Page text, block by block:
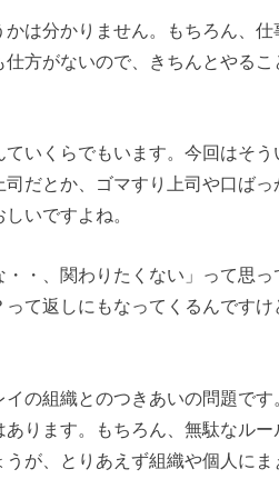
は分かりません。もちろん、仕
方がないので、きちんとやるこ
いくらでもいます。今回はそう
だとか、ゴマすり上司や口ばっ
いですよね。
・、関わりたくない」って思っ
て返しにもなってくるんです
の組織とのつきあいの問題で
ります。もちろん、無駄なルー
が、とりあえず組織や個人にま